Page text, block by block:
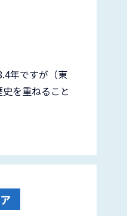
年ですが（東
を重ねること